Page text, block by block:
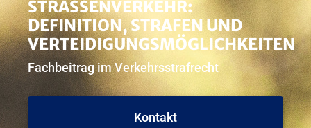
STRASSENVERKEHR: D
EFINITION, STRAFEN UND V
ERTEIDIGUNGSMÖGLICHKEITEN
Fachbeitrag im Verkehrsstrafrecht
Kontakt